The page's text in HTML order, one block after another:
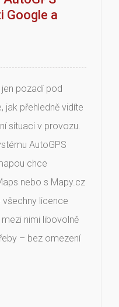
Google a
pozadí pod
jak přehledně vidíte
situaci v provozu.
AutoGPS
chce
nebo s Mapy.cz
licence
nimi libovolně
– bez omezení